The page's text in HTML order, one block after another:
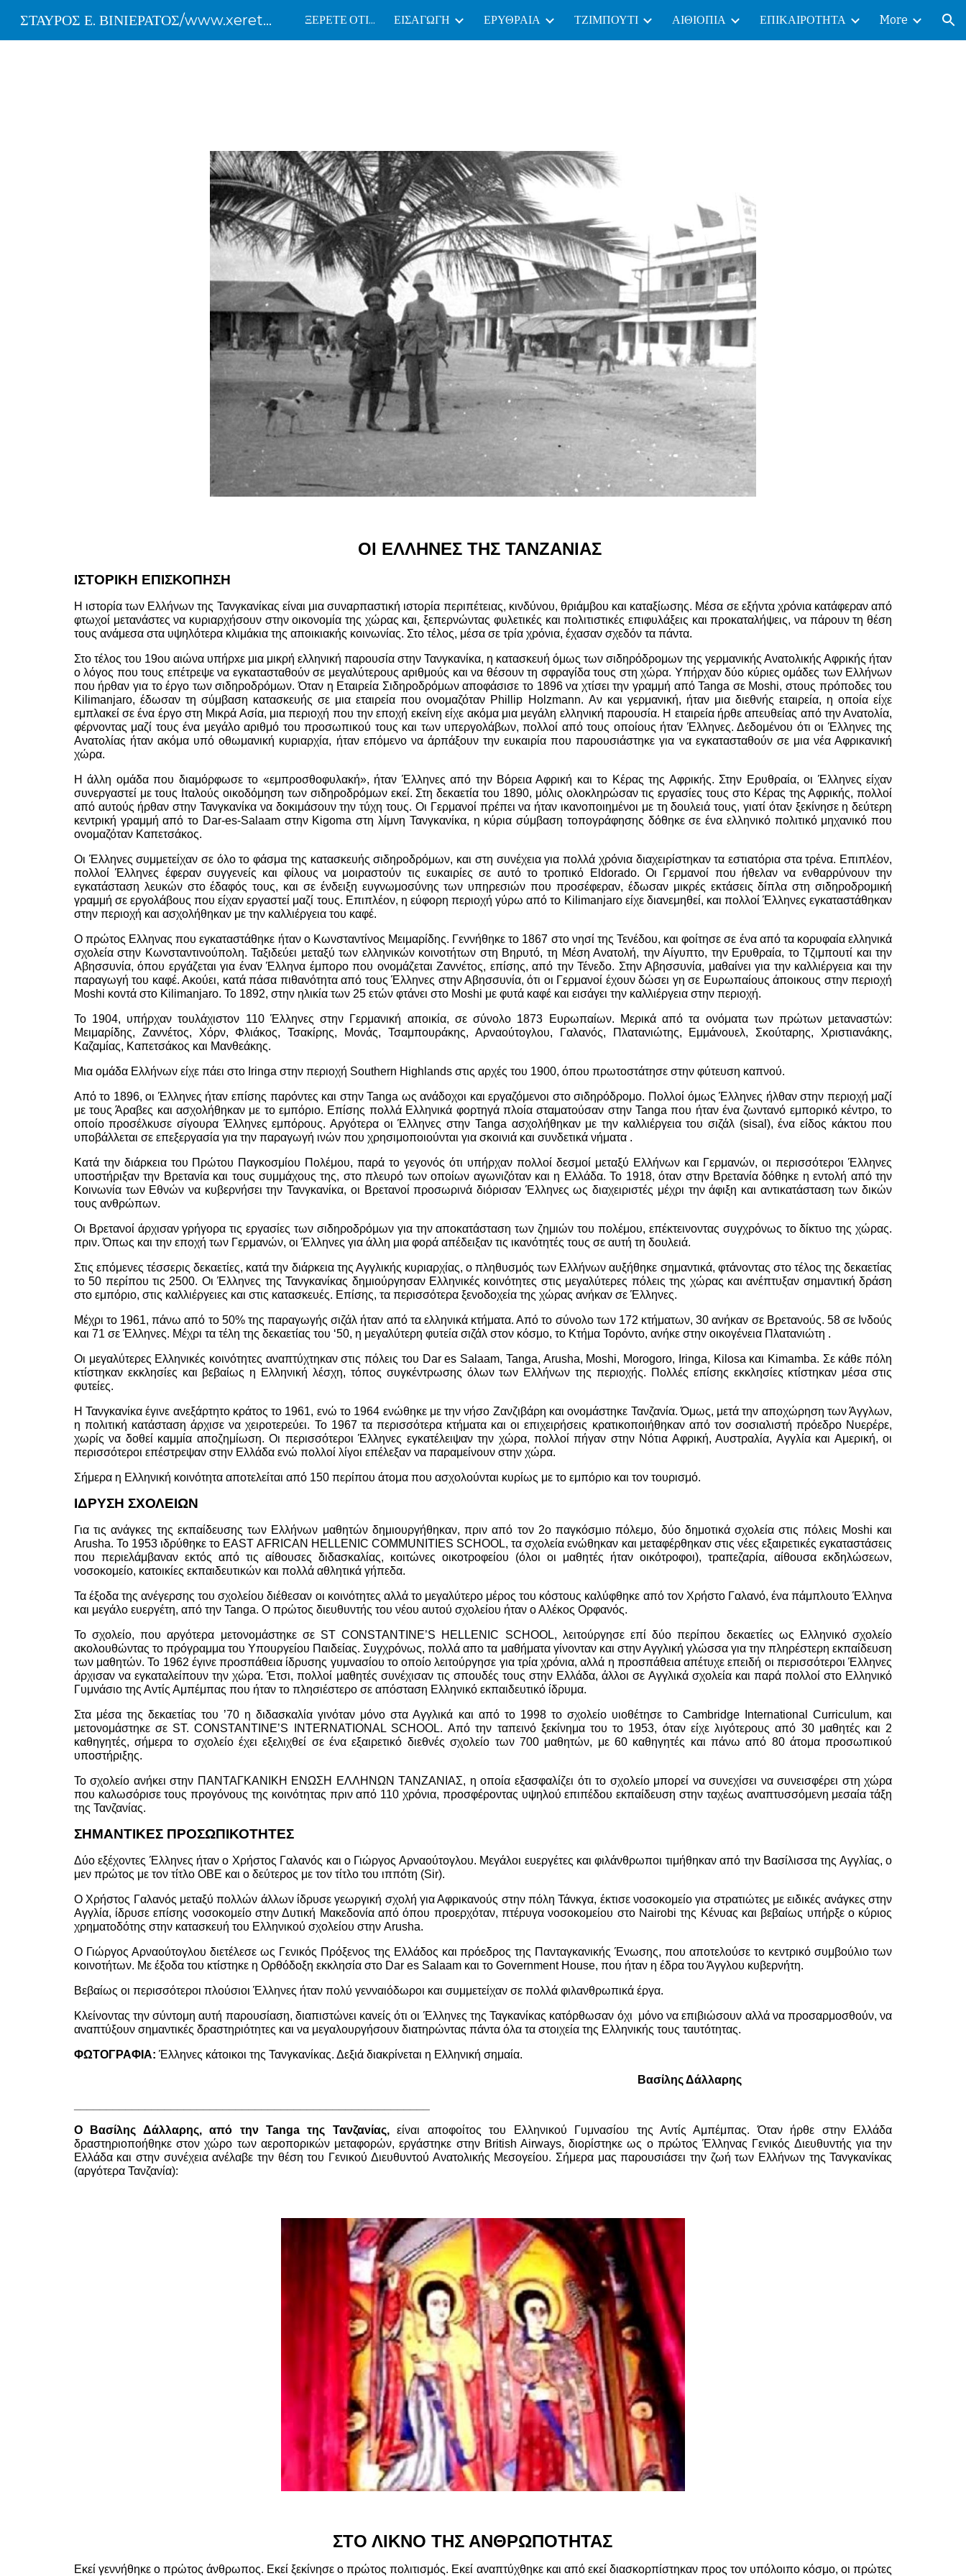
Skip to main content Skip to navigation
ΣΤΑΥΡΟΣ Ε. ΒΙΝΙΕΡΑΤΟΣ/www.xereteoti.com ΞΕΡΕΤΕ ΟΤΙ... ΕΙΣΑΓΩΓΗ ΕΡΥΘΡΑΙΑ ΤΖΙΜΠΟΥΤΙ ΑΙΘΙΟΠΙΑ ΕΠΙΚΑΙΡΟΤΗΤΑ More
ΟΙ ΕΛΛΗΝΕΣ ΤΗΣ ΤΑΝΖΑΝΙΑΣ
ΙΣΤΟΡΙΚΗ ΕΠΙΣΚΟΠΗΣΗ
Η ιστορία των Ελλήνων της Τανγκανίκας είναι μια συναρπαστική ιστορία περιπέτειας, κινδύνου, θριάμβου και καταξίωσης. Μέσα σε εξήντα χρόνια κατάφεραν από
φτωχοί μετανάστες να κυριαρχήσουν στην οικονομία της χώρας και, ξεπερνώντας φυλετικές και πολιτιστικές επιφυλάξεις και προκαταλήψεις, να πάρουν τη θέση
τους ανάμεσα στα υψηλότερα κλιμάκια της αποικιακής κοινωνίας. Στο τέλος, μέσα σε τρία χρόνια, έχασαν σχεδόν τα πάντα.
Στο τέλος του 19ου αιώνα υπήρxε μια μικρή ελληνική παρουσία στην Τανγκανίκα, η κατασκευή όμως των σιδηρόδρομων της γερμανικής Ανατολικής Αφρικής ήταν
ο λόγος που τους επέτρεψε να εγκατασταθούν σε μεγαλύτερους αριθμούς και να θέσουν τη σφραγίδα τους στη χώρα. Υπήρχαν δύο κύριες ομάδες των Ελλήνων
που ήρθαν για το έργο των σιδηροδρόμων. Όταν η Εταιρεία Σιδηροδρόμων αποφάσισε το 1896 να χτίσει την γραμμή από Tanga σε Moshi, στους πρόποδες του
Kilimanjaro, έδωσαν τη σύμβαση κατασκευής σε μια εταιρεία που ονομαζόταν Phillip Holzmann. Αν και γερμανική, ήταν μια διεθνής εταιρεία, η οποία είχε
εμπλακεί σε ένα έργο στη Μικρά Ασία, μια περιοχή που την εποχή εκείνη είχε ακόμα μια μεγάλη ελληνική παρουσία. Η εταιρεία ήρθε απευθείας από την Ανατολία,
φέρνοντας μαζί τους ένα μεγάλο αριθμό του προσωπικού τους και των υπεργολάβων, πολλοί από τους οποίους ήταν Έλληνες. Δεδομένου ότι οι Έλληνες της
Ανατολίας ήταν ακόμα υπό οθωμανική κυριαρχία, ήταν επόμενο να άρπάξουν την ευκαιρία που παρουσιάστηκε για να εγκατασταθούν σε μια νέα Αφρικανική
χώρα.
Η άλλη ομάδα που διαμόρφωσε το «εμπροσθοφυλακή», ήταν Έλληνες από την Βόρεια Αφρική και το Κέρας της Αφρικής. Στην Ερυθραία, οι Έλληνες είχαν
συνεργαστεί με τους Ιταλούς οικοδόμηση των σιδηροδρόμων εκεί. Στη δεκαετία του 1890, μόλις ολοκληρώσαν τις εργασίες τους στο Κέρας της Αφρικής, πολλοί
από αυτούς ήρθαν στην Τανγκανίκα να δοκιμάσουν την τύχη τους. Οι Γερμανοί πρέπει να ήταν ικανοποιημένοι με τη δουλειά τους, γιατί όταν ξεκίνησε η δεύτερη
κεντρική γραμμή από το Dar-es-Salaam στην Kigoma στη λίμνη Τανγκανίκα, η κύρια σύμβαση τοπογράφησης δόθηκε σε ένα ελληνικό πολιτικό μηχανικό που
ονομαζόταν Καπετσάκος.
Οι Έλληνες συμμετείχαν σε όλο το φάσμα της κατασκευής σιδηροδρόμων, και στη συνέχεια για πολλά χρόνια διαχειρίστηκαν τα εστιατόρια στα τρένα. Επιπλέον,
πολλοί Έλληνες έφεραν συγγενείς και φίλους να μοιραστούν τις ευκαιρίες σε αυτό το τροπικό Eldorado. Οι Γερμανοί που ήθελαν να ενθαρρύνουν την
εγκατάσταση λευκών στο έδαφός τους, και σε ένδειξη ευγνωμοσύνης των υπηρεσιών που προσέφεραν, έδωσαν μικρές εκτάσεις δίπλα στη σιδηροδρομική
γραμμή σε εργολάβους που είχαν εργαστεί μαζί τους. Επιπλέον, η εύφορη περιοχή γύρω από το Kilimanjaro είχε διανεμηθεί, και πολλοί Έλληνες εγκαταστάθηκαν
στην περιοχή και ασχολήθηκαν με την καλλιέργεια του καφέ.
Ο πρώτος Ελληνας που εγκαταστάθηκε ήταν ο Κωνσταντίνος Μειμαρίδης. Γεννήθηκε το 1867 στο νησί της Τενέδου, ​​και φοίτησε σε ένα από τα κορυφαία ελληνικά
σχολεία στην Κωνσταντινούπολη. Ταξιδεύει μεταξύ των ελληνικών κοινοτήτων στη Βηρυτό, τη Μέση Ανατολή, την Αίγυπτο, την Ερυθραία, το Τζιμπουτί και την
Αβησσυνία, όπου εργάζεται για έναν Έλληνα έμπορο που ονομάζεται Ζαννέτος, επίσης, από την Τένεδο. Στην Αβησσυνία, μαθαίνει για την καλλιέργεια και την
παραγωγή του καφέ. Ακούει, κατά πάσα πιθανότητα από τους Έλληνες στην Αβησσυνία, ότι οι Γερμανοί έχουν δώσει γη σε Ευρωπαίους άποικους στην περιοχή
Moshi κοντά στο Kilimanjaro. Το 1892, στην ηλικία των 25 ετών φτάνει στο Moshi με φυτά καφέ και εισάγει την καλλιέργεια στην περιοχή.
Το 1904, υπήρχαν τουλάχιστον 110 Έλληνες στην Γερμανική αποικία, σε σύνολο 1873 Ευρωπαίων. Μερικά από τα ονόματα των πρώτων μεταναστών:
Μειμαρίδης, Ζαννέτος, Χόρν, Φλιάκος, Τσακίρης, Μονάς, Τσαμπουράκης, Αρναούτογλου, Γαλανός, Πλατανιώτης, Εμμάνουελ, Σκούταρης, Χριστιανάκης,
Καζαμίας, Καπετσάκος και Μανθεάκης.
Μια ομάδα Ελλήνων είχε πάει στο Iringa στην περιοχή Southern Highlands στις αρχές του 1900, όπου πρωτοστάτησε στην φύτευση καπνού.
Από το 1896, οι Έλληνες ήταν επίσης παρόντες και στην Tanga ως ανάδοχοι και εργαζόμενοι στο σιδηρόδρομο. Πολλοί όμως Έλληνες ήλθαν στην περιοχή μαζί
με τους Άραβες και ασχολήθηκαν με το εμπόριο. Επίσης πολλά Ελληνικά φορτηγά πλοία σταματούσαν στην Tanga που ήταν ένα ζωντανό εμπορικό κέντρο, το
οποίο προσέλκυσε σίγουρα Έλληνες εμπόρους. Αργότερα οι Έλληνες στην Tanga ασχολήθηκαν με την καλλιέργεια του σιζάλ (sisal), ένα είδος κάκτου που
υποβάλλεται σε επεξεργασία για την παραγωγή ινών που χρησιμοποιούνται για σκοινιά και συνδετικά νήματα .
Κατά την διάρκεια του Πρώτου Παγκοσμίου Πολέμου, παρά το γεγονός ότι υπήρχαν πολλοί δεσμοί μεταξύ Ελλήνων και Γερμανών, οι περισσότεροι Έλληνες
υποστήριξαν την Βρετανία και τους συμμάχους της, στο πλευρό των οποίων αγωνιζόταν και η Ελλάδα. Το 1918, όταν στην Βρετανία δόθηκε η εντολή από την
Κοινωνία των Εθνών να κυβερνήσει την Τανγκανίκα, οι Βρετανοί προσωρινά διόρισαν Έλληνες ως διαχειριστές μέχρι την άφιξη και αντικατάσταση των δικών
τους ανθρώπων.
Οι Βρετανοί άρχισαν γρήγορα τις εργασίες των σιδηροδρόμων για την αποκατάσταση των ζημιών του πολέμου, επέκτεινοντας συγχρόνως το δίκτυο της χώρας.
πριν. Όπως και την εποχή των Γερμανών, οι Έλληνες για άλλη μια φορά απέδειξαν τις ικανότητές τους σε αυτή τη δουλειά.
Στις επόμενες τέσσερις δεκαετίες, κατά την διάρκεια της Αγγλικής κυριαρχίας, ο πληθυσμός των Ελλήνων αυξήθηκε σημαντικά, φτάνοντας στο τέλος της δεκαετίας
το 50 περίπου τις 2500. Οι Έλληνες της Τανγκανίκας δημιούργησαν Ελληνικές κοινότητες στις μεγαλύτερες πόλεις της χώρας και ανέπτυξαν σημαντική δράση
στο εμπόριο, στις καλλιέργειες και στις κατασκευές. Επίσης, τα περισσότερα ξενοδοχεία της χώρας ανήκαν σε Έλληνες.
Μέχρι το 1961, πάνω από το 50% της παραγωγής σιζάλ ήταν από τα ελληνικά κτήματα. Από το σύνολο των 172 κτήματων, 30 ανήκαν σε Βρετανούς. 58 σε Ινδούς
και 71 σε Έλληνες. Μέχρι τα τέλη της δεκαετίας του ‘50, η μεγαλύτερη φυτεία σιζάλ στον κόσμο, το Κτήμα Τορόντο, ανήκε στην οικογένεια Πλατανιώτη .
Οι μεγαλύτερες Ελληνικές κοινότητες αναπτύχτηκαν στις πόλεις του Dar es Salaam, Tanga, Arusha, Moshi, Morogoro, Iringa, Kilosa και Kimamba. Σε κάθε πόλη
κτίστηκαν εκκλησίες και βεβαίως η Ελληνική λέσχη, τόπος συγκέντρωσης όλων των Ελλήνων της περιοχής. Πολλές επίσης εκκλησίες κτίστηκαν μέσα στις
φυτείες.
Η Τανγκανίκα έγινε ανεξάρτητο κράτος το 1961, ενώ το 1964 ενώθηκε με την νήσο Ζανζιβάρη και ονομάστηκε Τανζανία. Όμως, μετά την αποχώρηση των Άγγλων,
η πολιτική κατάσταση άρχισε να χειροτερεύει. Το 1967 τα περισσότερα κτήματα και οι επιχειρήσεις κρατικοποιήθηκαν από τον σοσιαλιστή πρόεδρο Νυερέρε,
χωρίς να δοθεί καμμία αποζημίωση. Οι περισσότεροι Έλληνες εγκατέλειψαν την χώρα, πολλοί πήγαν στην Νότια Αφρική, Αυστραλία, Αγγλία και Αμερική, οι
περισσότεροι επέστρεψαν στην Ελλάδα ενώ πολλοί λίγοι επέλεξαν να παραμείνουν στην χώρα.
Σήμερα η Ελληνική κοινότητα αποτελείται από 150 περίπου άτομα που ασχολούνται κυρίως με το εμπόριο και τον τουρισμό.
ΙΔΡΥΣΗ ΣΧΟΛΕΙΩΝ
Για τις ανάγκες της εκπαίδευσης των Ελλήνων μαθητών δημιουργήθηκαν, πριν από τον 2o παγκόσμιο πόλεμο, δύο δημοτικά σχολεία στις πόλεις Moshi και
Arusha. Το 1953 ιδρύθηκε το EAST AFRICAN HELLENIC COMMUNITIES SCHOOL, τα σχολεία ενώθηκαν και μεταφέρθηκαν στις νέες εξαιρετικές εγκαταστάσεις
που περιελάμβαναν εκτός από τις αίθουσες διδασκαλίας, κοιτώνες οικοτροφείου (όλοι οι μαθητές ήταν οικότροφοι), τραπεζαρία, αίθουσα εκδηλώσεων,
νοσοκομείο, κατοικίες εκπαιδευτικών και πολλά αθλητικά γήπεδα.
Τα έξοδα της ανέγερσης του σχολείου διέθεσαν οι κοινότητες αλλά το μεγαλύτερο μέρος του κόστους καλύφθηκε από τον Χρήστο Γαλανό, ένα πάμπλουτο Έλληνα
και μεγάλο ευεργέτη, από την Tanga. Ο πρώτος διευθυντής του νέου αυτού σχολείου ήταν ο Αλέκος Ορφανός.
Το σχολείο, που αργότερα μετονομάστηκε σε ST CONSTANTINE’S HELLENIC SCHOOL, λειτούργησε επί δύο περίπου δεκαετίες ως Ελληνικό σχολείο
ακολουθώντας το πρόγραμμα του Υπουργείου Παιδείας. Συγχρόνως, πολλά απο τα μαθήματα γίνονταν και στην Αγγλική γλώσσα για την πληρέστερη εκπαίδευση
των μαθητών. Το 1962 έγινε προσπάθεια ίδρυσης γυμνασίου το οποίο λειτούργησε για τρία χρόνια, αλλά η προσπάθεια απέτυχε επειδή οι περισσότεροι Έλληνες
άρχισαν να εγκαταλείπουν την χώρα. Έτσι, πολλοί μαθητές συνέχισαν τις σπουδές τους στην Ελλάδα, άλλοι σε Αγγλικά σχολεία και παρά πολλοί στο Ελληνικό
Γυμνάσιο της Αντίς Αμπέμπας που ήταν το πλησιέστερο σε απόσταση Ελληνικό εκπαιδευτικό ίδρυμα.
Στα μέσα της δεκαετίας του ’70 η διδασκαλία γινόταν μόνο στα Αγγλικά και από το 1998 το σχολείο υιοθέτησε το Cambridge International Curriculum, και
μετονομάστηκε σε ST. CONSTANTINE’S INTERNATIONAL SCHOOL. Από την ταπεινό ξεκίνημα του το 1953, όταν είχε λιγότερους από 30 μαθητές και 2
καθηγητές, σήμερα το σχολείο έχει εξελιχθεί σε ένα εξαιρετικό διεθνές σχολείο των 700 μαθητών, με 60 καθηγητές και πάνω από 80 άτομα προσωπικού
υποστήριξης.
Το σχολείο ανήκει στην ΠΑΝΤΑΓΚΑΝΙΚΗ ΕΝΩΣΗ ΕΛΛΗΝΩΝ ΤΑΝΖΑΝΙΑΣ, η οποία εξασφαλίζει ότι το σχολείο μπορεί να συνεχίσει να συνεισφέρει στη χώρα
που καλωσόρισε τους προγόνους της κοινότητας πριν από 110 χρόνια, προσφέροντας υψηλού επιπέδου εκπαίδευση στην ταχέως αναπτυσσόμενη μεσαία τάξη
της Τανζανίας.
ΣΗΜΑΝΤΙΚΕΣ ΠΡΟΣΩΠΙΚΟΤΗΤΕΣ
Δύο εξέχοντες Έλληνες ήταν ο Χρήστος Γαλανός και ο Γιώργος Αρναούτογλου. Μεγάλοι ευεργέτες και φιλάνθρωποι τιμήθηκαν από την Βασίλισσα της Αγγλίας, ο
μεν πρώτος με τον τίτλο OBE και ο δεύτερος με τον τίτλο του ιππότη (Sir).
Ο Χρήστος Γαλανός μεταξύ πολλών άλλων ίδρυσε γεωργική σχολή για Αφρικανούς στην πόλη Τάνκγα, έκτισε νοσοκομείο για στρατιώτες με ειδικές ανάγκες στην
Αγγλία, ίδρυσε επίσης νοσοκομείο στην Δυτική Μακεδονία από όπου προερχόταν, πτέρυγα νοσοκομείου στο Nairobi της Κένυας και βεβαίως υπήρξε ο κύριος
χρηματοδότης στην κατασκευή του Ελληνικού σχολείου στην Arusha.
O Γιώργος Αρναούτογλου διετέλεσε ως Γενικός Πρόξενος της Ελλάδος και πρόεδρος της Πανταγκανικής Ένωσης, που αποτελούσε το κεντρικό συμβούλιο των
κοινοτήτων. Με έξοδα του κτίστηκε η Ορθόδοξη εκκλησία στο Dar es Salaam και το Government House, που ήταν η έδρα του Άγγλου κυβερνήτη.
Βεβαίως οι περισσότεροι πλούσιοι Έλληνες ήταν πολύ γενναιόδωροι και συμμετείχαν σε πολλά φιλανθρωπικά έργα.
Κλείνοντας την σύντομη αυτή παρουσίαση, διαπιστώνει κανείς ότι οι Έλληνες της Ταγκανίκας κατόρθωσαν όχι μόνο να επιβιώσουν αλλά να προσαρμοσθούν, να
αναπτύξουν σημαντικές δραστηριότητες και να μεγαλουργήσουν διατηρώντας πάντα όλα τα στοιχεία της Ελληνικής τους ταυτότητας.
ΦΩΤΟΓΡΑΦΙΑ: Έλληνες κάτοικοι της Τανγκανίκας. Δεξιά διακρίνεται η Ελληνική σημαία.
Βασίλης Δάλλαρης
Ο Βασίλης Δάλλαρης, από την Tanga της Τανζανίας,είναι αποφοίτος του Ελληνικού Γυμνασίου της Αντίς Αμπέμπας. Όταν ήρθε στην Ελλάδα
δραστηριοποήθηκε στον χώρο των αεροπορικών μεταφορών, εργάστηκε στην British Airways, διορίστηκε ως ο πρώτος Έλληνας Γενικός Διευθυντής για την
Ελλάδα και στην συνέχεια ανέλαβε την θέση του Γενικού Διευθυντού Ανατολικής Μεσογείου. Σήμερα μας παρουσιάσει την ζωή των Ελλήνων της Τανγκανίκας
(αργότερα Τανζανία):
ΣΤΟ ΛΙΚΝΟ ΤΗΣ ΑΝΘΡΩΠΟΤΗΤΑΣ
Εκεί γεννήθηκε ο πρώτος άνθρωπος. Εκεί ξεκίνησε ο πρώτος πολιτισμός. Εκεί αναπτύχθηκε και από εκεί διασκορπίστηκαν προς τον υπόλοιπο κόσμο, οι πρώτες